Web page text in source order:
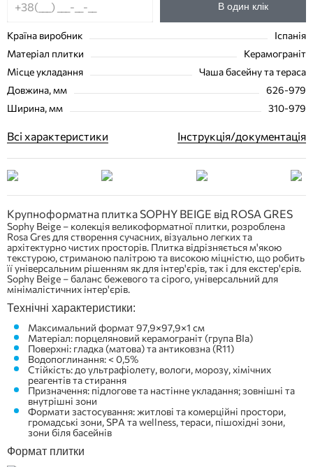
В один клік
Країна виробник
Іспанія
Матеріал плитки
Керамограніт
Місце укладання
Чаша басейну та тераса
Довжина, мм
626-979
Ширина, мм
310-979
Всі характеристики Інструкція/документація
Крупноформатна плитка SOPHY BEIGE від ROSA GRES
Sophy Beige – колекція великоформатної плитки, розроблена
Rosa Gres для створення сучасних, візуально легких та
архітектурно чистих просторів. Плитка відрізняється м'якою
текстурою, стриманою палітрою та високою міцністю, що робить
її універсальним рішенням як для інтер'єрів, так і для екстер'єрів.
Sophy Beige – баланс бежевого та сірого, універсальний для
мінімалістичних інтер'єрів.
Технічні характеристики:
Максимальний формат 97,9×97,9×1 см
Матеріал: порцеляновий керамограніт (група BIa)
Поверхні: гладка (матова) та антиковзна (R11)
Водопоглинання: < 0,5%
Стійкість: до ультрафіолету, вологи, морозу, хімічних
реагентів та стирання
Призначення: підлогове та настінне укладання; зовнішні та
внутрішні зони
Формати застосування: житлові та комерційні простори,
громадські зони, SPA та wellness, тераси, пішохідні зони,
зони біля басейнів
Формат плитки